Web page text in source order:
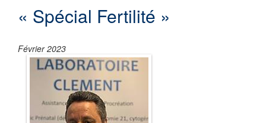
« Spécial Fertilité »
Février 2023